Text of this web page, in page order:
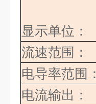
显示单位：
流速范围：
电导率范围：
电流输出：